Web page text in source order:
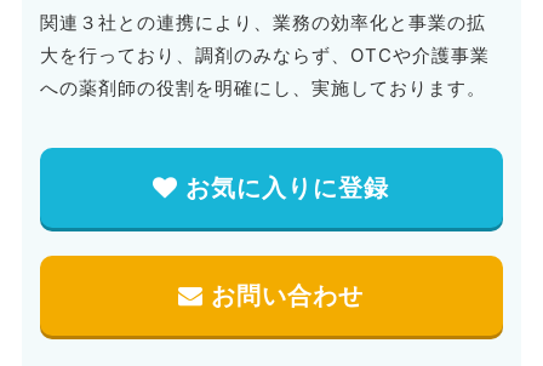
関連３社との連携により、業務の効率化と事業の拡
大を行っており、調剤のみならず、OTCや介護事業
への薬剤師の役割を明確にし、実施しております。
お気に入りに登録
お問い合わせ